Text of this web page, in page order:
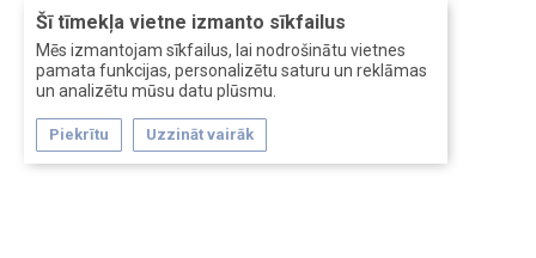
Šī tīmekļa vietne izmanto sīkfailus
Mēs izmantojam sīkfailus, lai nodrošinātu vietnes
pamata funkcijas, personalizētu saturu un reklāmas
un analizētu mūsu datu plūsmu.
Piekrītu Uzzināt vairāk